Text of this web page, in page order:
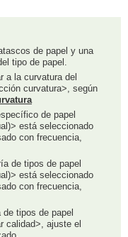
de papel y una
tipo de papel.
a la curvatura del
curvatura>, según
de papel
está seleccionado
con frecuencia,
de tipos de papel
está seleccionado
con frecuencia,
tipos de papel
calidad>, ajuste el